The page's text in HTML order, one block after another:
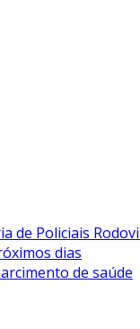
de Policiais
dias
de saúde